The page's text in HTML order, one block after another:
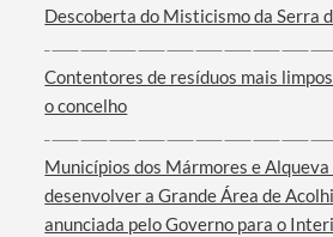
Categorias gerais
Descoberta do Misticismo da Serra
Contentores de resíduos mais
o concelho
Municípios dos Mármores e
desenvolver a Grande Área de
anunciada pelo Governo para o